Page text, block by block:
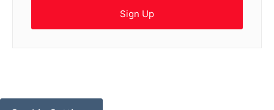
Sign Up